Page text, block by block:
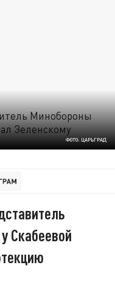
ФОТО: ЦАРЬГРАД
Скабеевой